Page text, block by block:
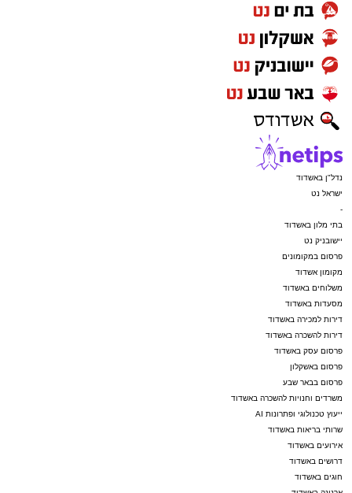
נדל"ן באשדוד
ישראל נט
-
בתי מלון באשדוד
יישובניק נט
פרסום במקומונים
מקומון אשדוד
משלוחים באשדוד
מסעדות באשדוד
דירות למכירה באשדוד
דירות להשכרה באשדוד
פרסום עסק באשדוד
פרסום באשקלון
פרסום בבאר שבע
משרדים וחנויות להשכרה באשדוד
ייעוץ טכנולוגי ופתרונות AI
שרותי בריאות באשדוד
אירועים באשדוד
דרושים באשדוד
חוגים באשדוד